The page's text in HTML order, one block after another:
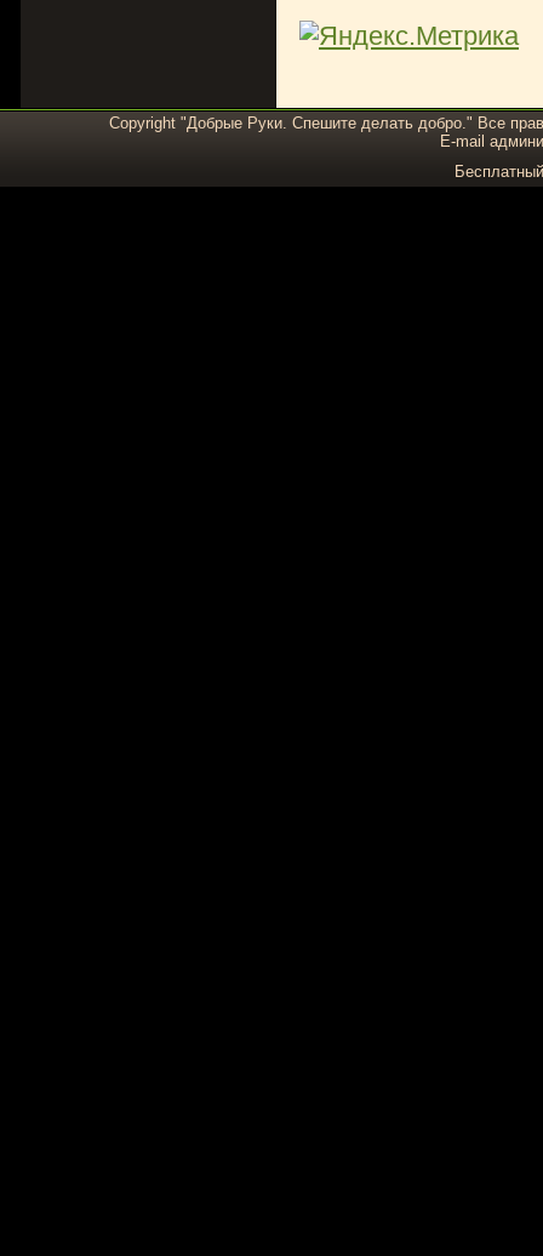
Copyright "Добрые Руки. Спешите делать добро." Все
E-mail